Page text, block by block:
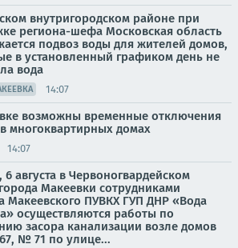
внутригородском районе при
региона-шефа Московская область
подвоз воды для жителей домов,
в установленный графиком день не
вода
14:07
возможны временные отключения
многоквартирных домах
14:07
6 августа в Червоногвардейском
Макеевки сотрудниками
Макеевского ПУВКХ ГУП ДНР «Вода
осуществляются работы по
засора канализации возле домов
№ 71 по улице...